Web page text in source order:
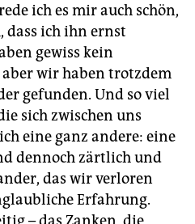
ich es mir auch schön,
dass ich ihn ernst
gewiss kein
wir haben trotzdem
gefunden. Und so viel
sich zwischen uns
eine ganz andere: eine
dennoch zärtlich und
das wir verloren
Erfahrung.